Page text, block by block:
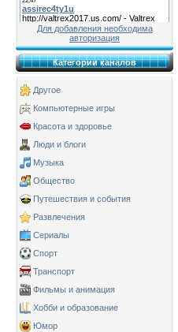
Для добавления необходима
авторизация
Категории каналов
Другое
Компьютерные игры
Красота и здоровье
Люди и блоги
Музыка
Общество
Путешествия и события
Развлечения
Сериалы
Спорт
Транспорт
Фильмы и анимация
Хобби и образование
Юмор